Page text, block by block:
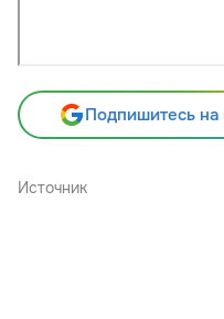
Подпишитесь на
Источник